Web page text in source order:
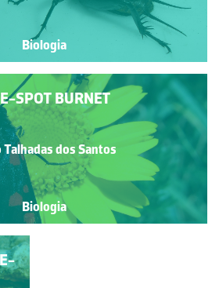
Biologia
SPOT BURNET
Talhadas dos Santos
Biologia